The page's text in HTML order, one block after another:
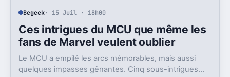
Begeek· 15 Juil · 18h00
Ces intrigues du MCU que même les
fans de Marvel veulent oublier
Le MCU a empilé les arcs mémorables, mais aussi
quelques impasses gênantes. Cinq sous-intrigues